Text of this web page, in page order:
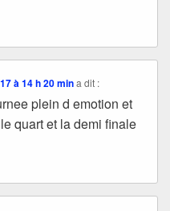
à 14 h 20 min a dit :
plein d emotion et
quart et la demi finale